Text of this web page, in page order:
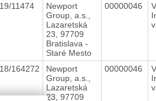
11474
Newport
Group, a.s.,
Lazaretská
23, 97709
Bratislava -
Staré Mesto
00000046
164272
Newport
Group, a.s.,
Lazaretská
23, 97709
00000046